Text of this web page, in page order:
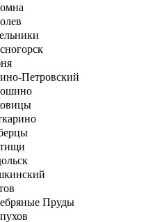
Петровский
Пруды